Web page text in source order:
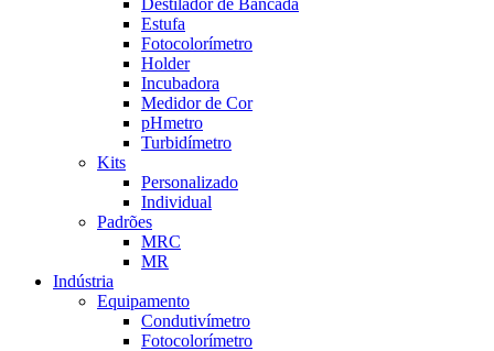
Destilador de Bancada
Estufa
Fotocolorímetro
Holder
Incubadora
Medidor de Cor
pHmetro
Turbidímetro
Kits
Personalizado
Individual
Padrões
MRC
MR
Indústria
Equipamento
Condutivímetro
Fotocolorímetro